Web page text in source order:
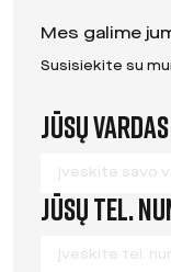
Mes galime
Susisiekite su
Leave
field
blank
Jūsų vardas
Jūsų tel.